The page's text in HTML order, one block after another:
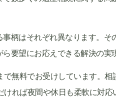
柄はそれぞれ異なります。そ
要望にお応えできる解決の実
無料でお受けしています。相
れば夜間や休日も柔軟に対応